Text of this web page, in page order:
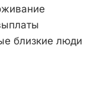
близкие люди